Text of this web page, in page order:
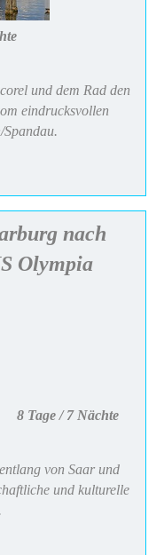
und dem Rad den
eindrucksvollen
nach
Olympia
8 Tage / 7 Nächte
von Saar und
und kulturelle